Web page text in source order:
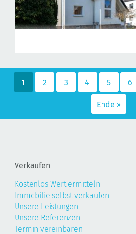
1 2 3 4 5 6
Ende »
Verkaufen
Kostenlos Wert ermitteln
Immobilie selbst verkaufen
Unsere Leistungen
Unsere Referenzen
Termin vereinbaren